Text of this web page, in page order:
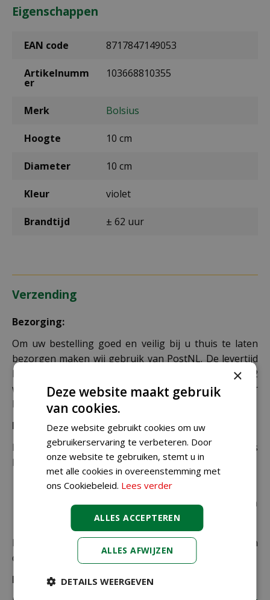
Eigenschappen
EAN code 8717847149053
Artikelnumm
er
103668810355
Merk Bolsius
Hoogte 10 cm
Diameter 10 cm
Kleur violet
Brandtijd ± 62 uur
Verzending
Bezorging:
Om uw bestelling goed en veilig bij u thuis te laten
bezorgen maken wij gebruik van PostNL. De levertijd
bedraagt doorgaans tussen de 1 en 2
werkdagen. Deze bezorgtijd geldt zowel voor
Nederland als België.
Bezorgkosten Nederland:
Bestellingen van € 49,95 of meer verzenden wij gratis
binnen Nederland.
€ 6,99 voor bestellingen onder € 49,95 voor de
rest van de producten die via pakketpost worden
De juiste verzendkosten worden in de laatste stap van
de winkelwagen berekend.
Bezorgkosten overige landen:
×
Deze website maakt gebruik
van cookies.
Deze website gebruikt cookies om uw
gebruikerservaring te verbeteren. Door
onze website te gebruiken, stemt u in
met alle cookies in overeenstemming met
ons Cookiebeleid. Lees verder
ALLES ACCEPTEREN
ALLES AFWIJZEN
DETAILS WEERGEVEN